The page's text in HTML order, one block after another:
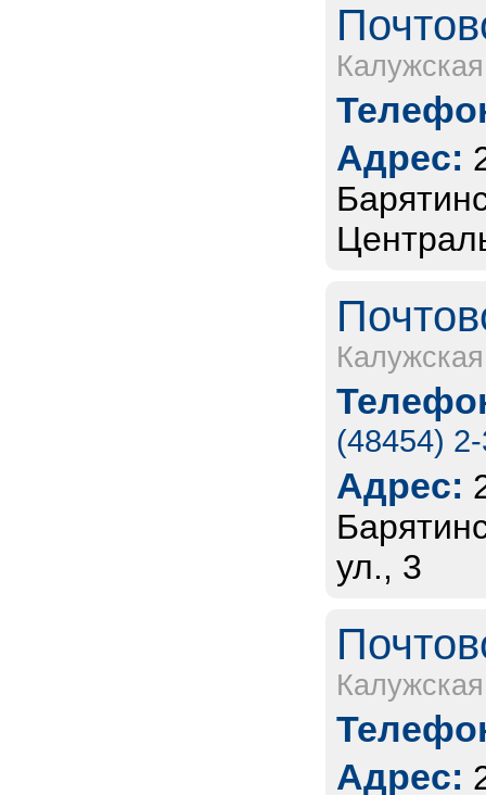
Адрес:
(48454)
Адрес:
ул., 3
Адрес: